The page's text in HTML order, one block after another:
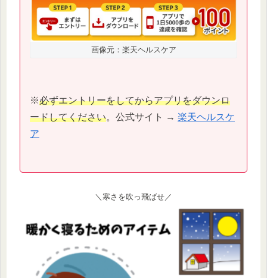
画像元：楽天ヘルスケア
※必ずエントリーをしてからアプリをダウンロ
ードしてください。公式サイト → 楽天ヘルスケ
ア
＼寒さを吹っ飛ばせ／